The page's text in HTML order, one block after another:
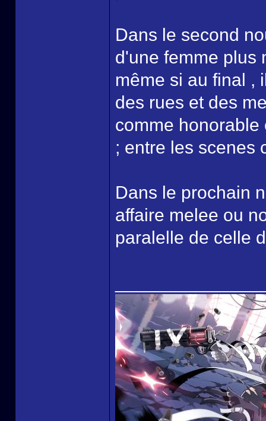
Dans le second
d'une femme plus
même si au final ,
des rues et des
comme
; entre les scenes
Dans le prochain
affaire melee ou
paralelle de celle